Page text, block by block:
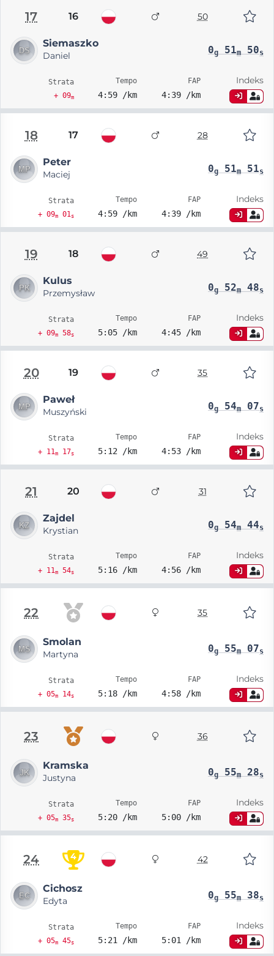
17 16 50
Siemaszko
Daniel 0g51m50s
Strata
+ 09m
Tempo
4:59 /km
FAP
4:39 /km
Indeks
18 17 28
Peter
Maciej 0g51m51s
Strata
+ 09m01s
Tempo
4:59 /km
FAP
4:39 /km
Indeks
19 18 49
Kulus
Przemysław 0g52m48s
Strata
+ 09m58s
Tempo
5:05 /km
FAP
4:45 /km
Indeks
20 19 35
Paweł
Muszyński 0g54m07s
Strata
+ 11m17s
Tempo
5:12 /km
FAP
4:53 /km
Indeks
21 20 31
Zajdel
Krystian 0g54m44s
Strata
+ 11m54s
Tempo
5:16 /km
FAP
4:56 /km
Indeks
22 35
Smolan
Martyna 0g55m07s
Strata
+ 05m14s
Tempo
5:18 /km
FAP
4:58 /km
Indeks
23 36
Kramska
Justyna 0g55m28s
Strata
+ 05m35s
Tempo
5:20 /km
FAP
5:00 /km
Indeks
24 4 42
Cichosz
Edyta 0g55m38s
Strata
+ 05m45s
Tempo
5:21 /km
FAP
5:01 /km
Indeks